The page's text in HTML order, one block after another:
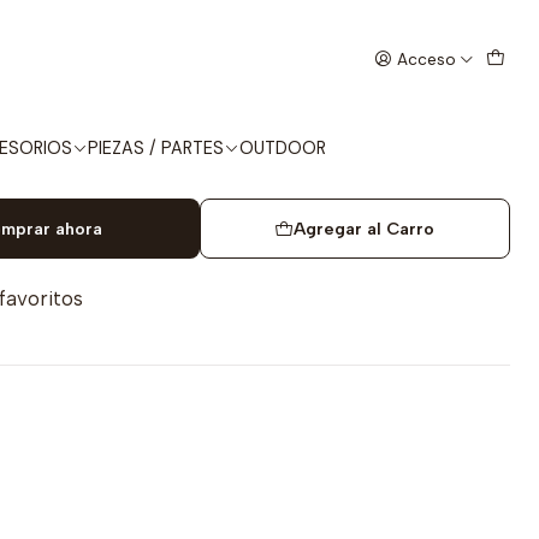
Acceso
PIEZAS / PARTES OUTDOOR
PREMIER HP 4.5mm
Agregar al Carro
ahora